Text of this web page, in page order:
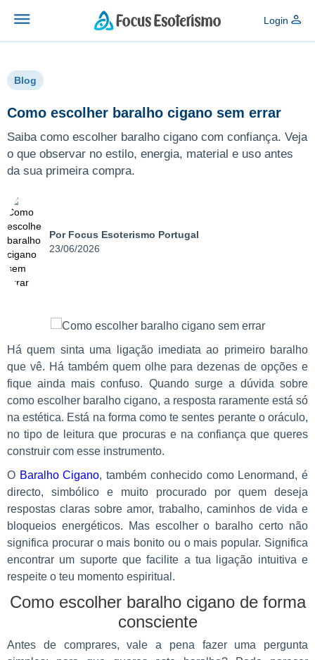
Login
Blog
Como escolher baralho cigano sem errar
Saiba como escolher baralho cigano com confiança. Veja
o que observar no estilo, energia, material e uso antes
da sua primeira compra.
Por Focus Esoterismo Portugal
23/06/2026
Há quem sinta uma ligação imediata ao primeiro baralho
que vê. Há também quem olhe para dezenas de opções e
fique ainda mais confuso. Quando surge a dúvida sobre
como escolher baralho cigano, a resposta raramente está só
na estética. Está na forma como te sentes perante o oráculo,
no tipo de leitura que procuras e na confiança que queres
construir com esse instrumento.
O Baralho Cigano, também conhecido como Lenormand, é
directo, simbólico e muito procurado por quem deseja
respostas claras sobre amor, trabalho, caminhos de vida e
bloqueios energéticos. Mas escolher o baralho certo não
significa procurar o mais bonito ou o mais popular. Significa
encontrar um suporte que facilite a tua ligação intuitiva e
respeite o teu momento espiritual.
Como escolher baralho cigano de forma
consciente
Antes de comprares, vale a pena fazer uma pergunta